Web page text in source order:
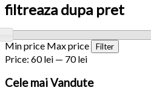
filtreaza dupa pret
Min price Max price Filter
Price: 60 lei — 70 lei
Celemai Vandute